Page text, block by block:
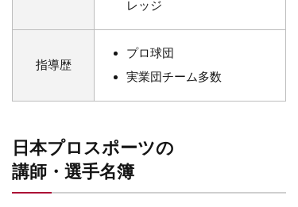
レッジ
指導歴
プロ球団
実業団チーム多数
日本プロスポーツの
講師・選手名簿